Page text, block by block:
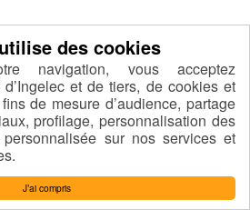
J’ai compris
navigation, vous acceptez
et de tiers, de cookies et
de mesure d’audience, partage
profilage, personnalisation des
sur nos services et